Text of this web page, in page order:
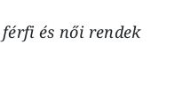
és női rendek